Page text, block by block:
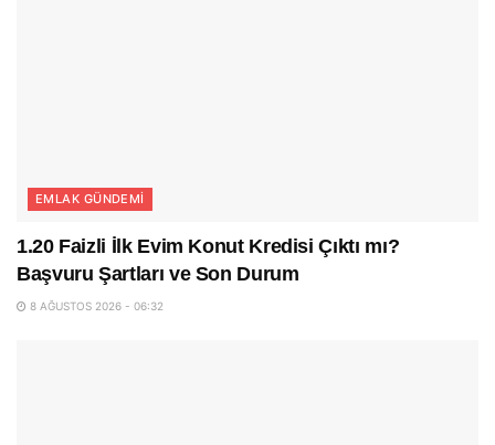
EMLAK GÜNDEMI
1.20 Faizli İlk Evim Konut Kredisi Çıktı mı?
Başvuru Şartları ve Son Durum
8 AĞUSTOS 2026 - 06:32